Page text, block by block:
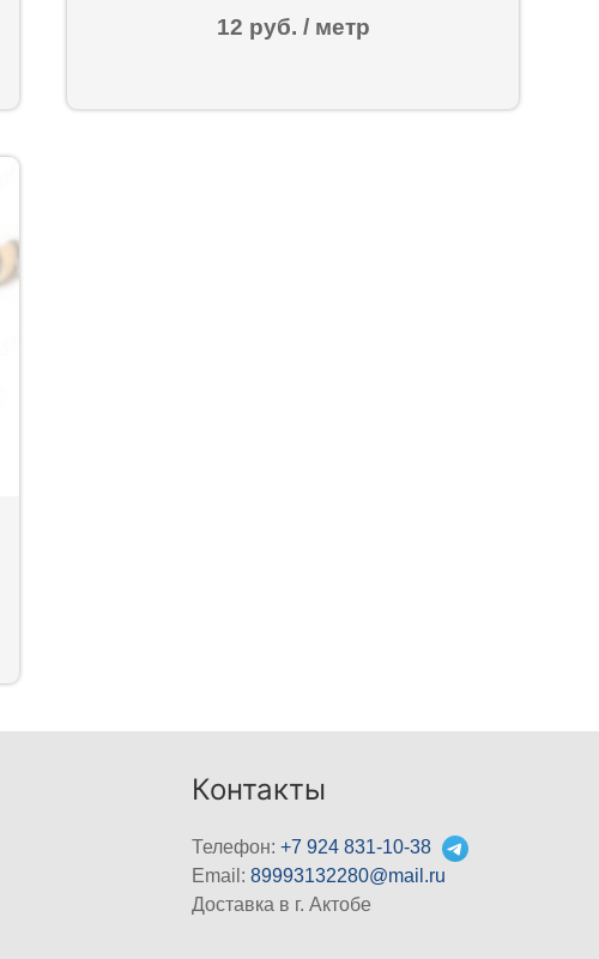
12 руб. / метр
Контакты
Телефон:+7 924 831-10-38
Email:89993132280@mail.ru
Доставка в г. Актобе